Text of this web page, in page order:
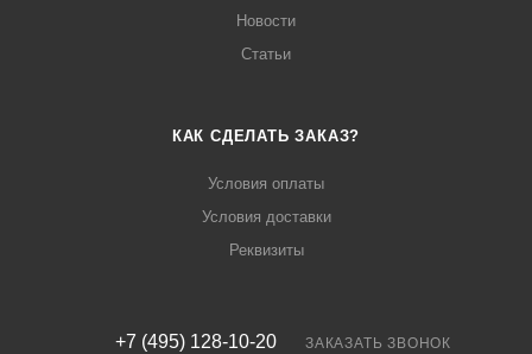
Новости
Статьи
КАК СДЕЛАТЬ ЗАКАЗ?
Условия оплаты
Условия доставки
Реквизиты
+7 (495) 128-10-20 ЗАКАЗАТЬ ЗВОНОК